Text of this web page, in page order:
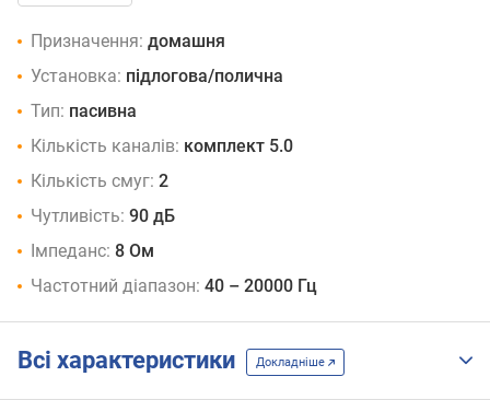
Призначення: домашня
Установка: підлогова/полична
Тип: пасивна
Кількість каналів: комплект 5.0
Кількість смуг: 2
Чутливість: 90 дБ
Імпеданс: 8 Ом
Частотний діапазон: 40 – 20000 Гц
Всі характеристики Докладніше